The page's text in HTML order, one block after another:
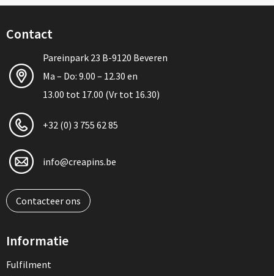
Contact
Pareinpark 23 B-9120 Beveren
Ma – Do: 9.00 – 12.30 en
13.00 tot 17.00 (Vr tot 16.30)
+32 (0) 3 755 62 85
info@creapins.be
Contacteer ons
Informatie
Fulfilment